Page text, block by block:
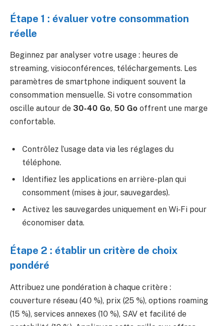
Étape 1 : évaluer votre consommation
réelle
Beginnez par analyser votre usage : heures de
streaming, visioconférences, téléchargements. Les
paramètres de smartphone indiquent souvent la
consommation mensuelle. Si votre consommation
oscille autour de 30-40 Go, 50 Go offrent une marge
confortable.
Contrôlez l’usage data via les réglages du
téléphone.
Identifiez les applications en arrière-plan qui
consomment (mises à jour, sauvegardes).
Activez les sauvegardes uniquement en Wi‑Fi pour
économiser data.
Étape 2 : établir un critère de choix
pondéré
Attribuez une pondération à chaque critère :
couverture réseau (40 %), prix (25 %), options roaming
(15 %), services annexes (10 %), SAV et facilité de